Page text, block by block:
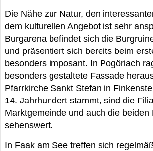
Die Nähe zur Natur, den
dem kulturellen Angebot ist sehr
Burgarena befindet sich die
und präsentiert sich bereits beim
besonders imposant. In Pogöriach
besonders gestaltete Fassade
Pfarrkirche Sankt Stefan in
14. Jahrhundert stammt, sind die
Marktgemeinde und auch die beiden
sehenswert.
In Faak am See treffen sich